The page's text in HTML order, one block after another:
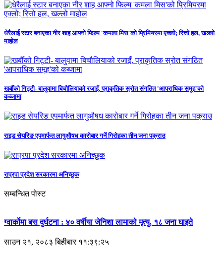
धेरैलाई स्टार बनाएका नीर शाह आफ्नो फिल्म 'कमला मिस'को प्रिमियरमा एक्लो; रित्तो हल, खल्लो
माहोल
खर्बौँको गिट्टी- बालुवामा बिचौलियाको रजाइँ, प्राकृतिक स्रोत संगठित 'आपराधिक समूह'को
कब्जामा
राइड सेयरिङ एपमार्फत लागुऔषध कारोबार गर्ने गिरोहका तीन जना पक्राउ
राप्रपा प्रदेश सरकारमा अनिच्छुक
सम्बन्धित पोस्ट
ग्वार्कोमा बस दुर्घटना : ४० वर्षीया जेनिशा लामाको मृत्यु, १८ जना घाइते
साउन २१, २०८३ बिहीबार ११:३९:२५